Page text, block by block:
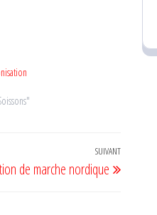
Article
suivant
SUIVANT
de marche nordique